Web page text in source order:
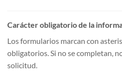
Carácter obligatorio de la
Los formularios marcan con
obligatorios. Si no se completan,
solicitud.